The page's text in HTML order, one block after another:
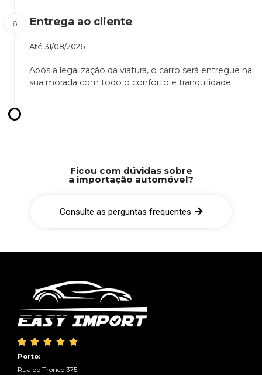
Entrega ao cliente
Até 31/08/2026
Após a legalização da viatura, o carro será entregue na
sua morada com todo o conforto e tranquilidade.
Ficou com dúvidas sobre
a importação automóvel?
Consulte as perguntas frequentes
    
Porto:
Rua do Tronco 375.